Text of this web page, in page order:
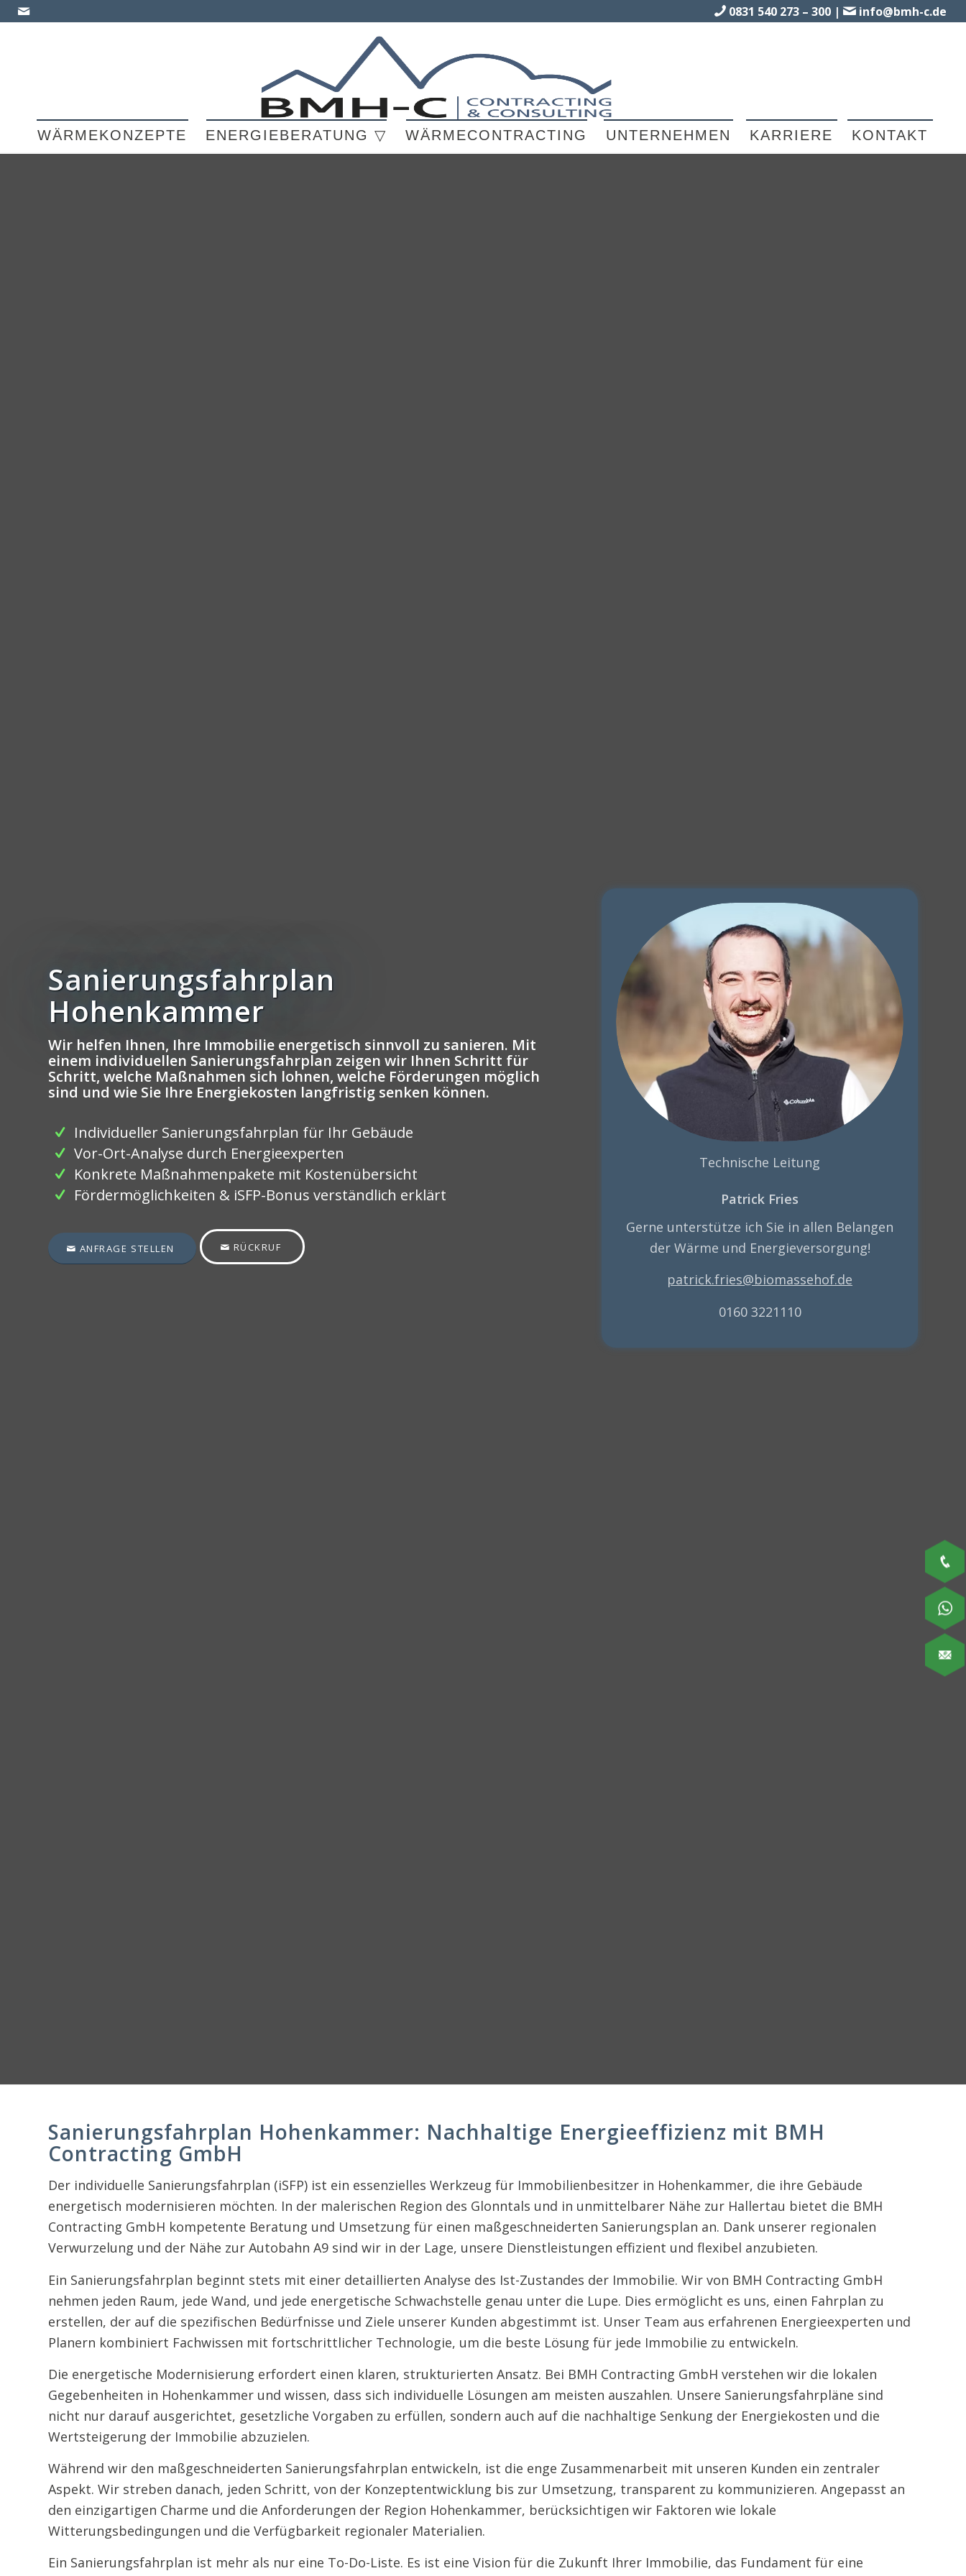
0831 540 273 – 300 | info@bmh-c.de
WÄRMEKONZEPTE ENERGIEBERATUNG ▽ WÄRMECONTRACTING UNTERNEHMEN KARRIERE KONTAKT
Sanierungsfahrplan
Hohenkammer
Wir helfen Ihnen, Ihre Immobilie energetisch sinnvoll zu sanieren. Mit
einem individuellen Sanierungsfahrplan zeigen wir Ihnen Schritt für
Schritt, welche Maßnahmen sich lohnen, welche Förderungen möglich
sind und wie Sie Ihre Energiekosten langfristig senken können.
Individueller Sanierungsfahrplan für Ihr Gebäude
Vor-Ort-Analyse durch Energieexperten
Konkrete Maßnahmenpakete mit Kostenübersicht
Fördermöglichkeiten & iSFP-Bonus verständlich erklärt
ANFRAGE STELLEN RÜCKRUF
Technische Leitung
Patrick Fries
Gerne unterstütze ich Sie in allen Belangen
der Wärme und Energieversorgung!
patrick.fries@biomassehof.de
0160 3221110
Sanierungsfahrplan Hohenkammer: Nachhaltige Energieeffizienz mit BMH
Contracting GmbH
Der individuelle Sanierungsfahrplan (iSFP) ist ein essenzielles Werkzeug für Immobilienbesitzer in Hohenkammer, die ihre Gebäude
energetisch modernisieren möchten. In der malerischen Region des Glonntals und in unmittelbarer Nähe zur Hallertau bietet die BMH
Contracting GmbH kompetente Beratung und Umsetzung für einen maßgeschneiderten Sanierungsplan an. Dank unserer regionalen
Verwurzelung und der Nähe zur Autobahn A9 sind wir in der Lage, unsere Dienstleistungen effizient und flexibel anzubieten.
Ein Sanierungsfahrplan beginnt stets mit einer detaillierten Analyse des Ist-Zustandes der Immobilie. Wir von BMH Contracting GmbH
nehmen jeden Raum, jede Wand, und jede energetische Schwachstelle genau unter die Lupe. Dies ermöglicht es uns, einen Fahrplan zu
erstellen, der auf die spezifischen Bedürfnisse und Ziele unserer Kunden abgestimmt ist. Unser Team aus erfahrenen Energieexperten und
Planern kombiniert Fachwissen mit fortschrittlicher Technologie, um die beste Lösung für jede Immobilie zu entwickeln.
Die energetische Modernisierung erfordert einen klaren, strukturierten Ansatz. Bei BMH Contracting GmbH verstehen wir die lokalen
Gegebenheiten in Hohenkammer und wissen, dass sich individuelle Lösungen am meisten auszahlen. Unsere Sanierungsfahrpläne sind
nicht nur darauf ausgerichtet, gesetzliche Vorgaben zu erfüllen, sondern auch auf die nachhaltige Senkung der Energiekosten und die
Wertsteigerung der Immobilie abzuzielen.
Während wir den maßgeschneiderten Sanierungsfahrplan entwickeln, ist die enge Zusammenarbeit mit unseren Kunden ein zentraler
Aspekt. Wir streben danach, jeden Schritt, von der Konzeptentwicklung bis zur Umsetzung, transparent zu kommunizieren. Angepasst an
den einzigartigen Charme und die Anforderungen der Region Hohenkammer, berücksichtigen wir Faktoren wie lokale
Witterungsbedingungen und die Verfügbarkeit regionaler Materialien.
Ein Sanierungsfahrplan ist mehr als nur eine To-Do-Liste. Es ist eine Vision für die Zukunft Ihrer Immobilie, das Fundament für eine